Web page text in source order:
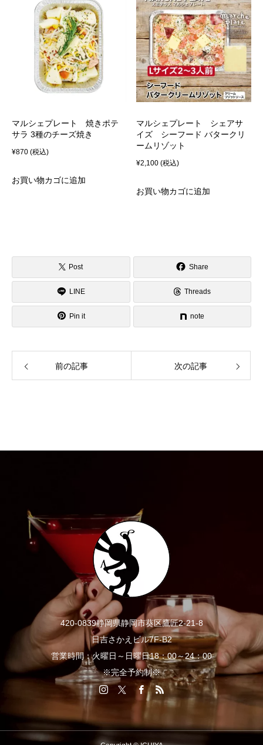
マルシェプレート 焼きポテ
サラ 3種のチーズ焼き
¥870 (税込)
お買い物カゴに追加
マルシェプレート シェアサ
イズ シーフード バタークリ
ームリゾット
¥2,100 (税込)
お買い物カゴに追加
Post Share
LINE Threads
Pin it note
前の記事 次の記事
420-0839静岡県静岡市葵区鷹匠2-21-8
日吉さかえビル7F-B2
営業時間：火曜日～日曜日18：00～24：00
※完全予約制※